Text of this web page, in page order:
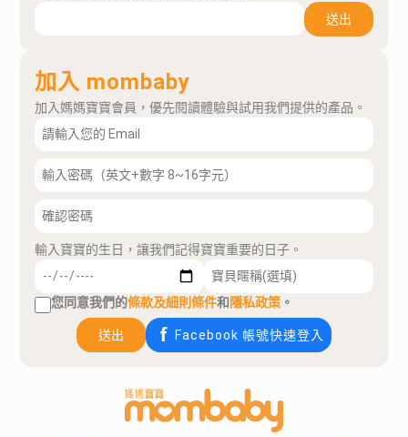
送出
加入 mombaby
加入媽媽寶寶會員，優先閱讀體驗與試用我們提供的產品。
輸入寶寶的生日，讓我們記得寶寶重要的日子。
您同意我們的條款及細則條件和隱私政策 。
送出 Facebook 帳號快速登入